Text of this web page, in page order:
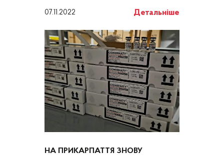
07.11.2022 Детальніше
НА ПРИКАРПАТТЯ ЗНОВУ